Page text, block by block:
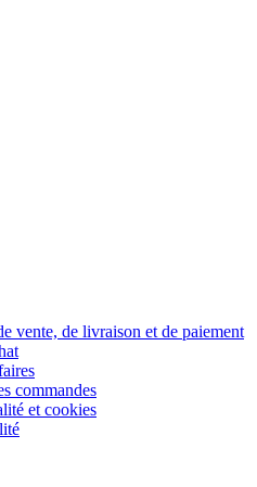
vente, de livraison et de paiement
commandes
et cookies